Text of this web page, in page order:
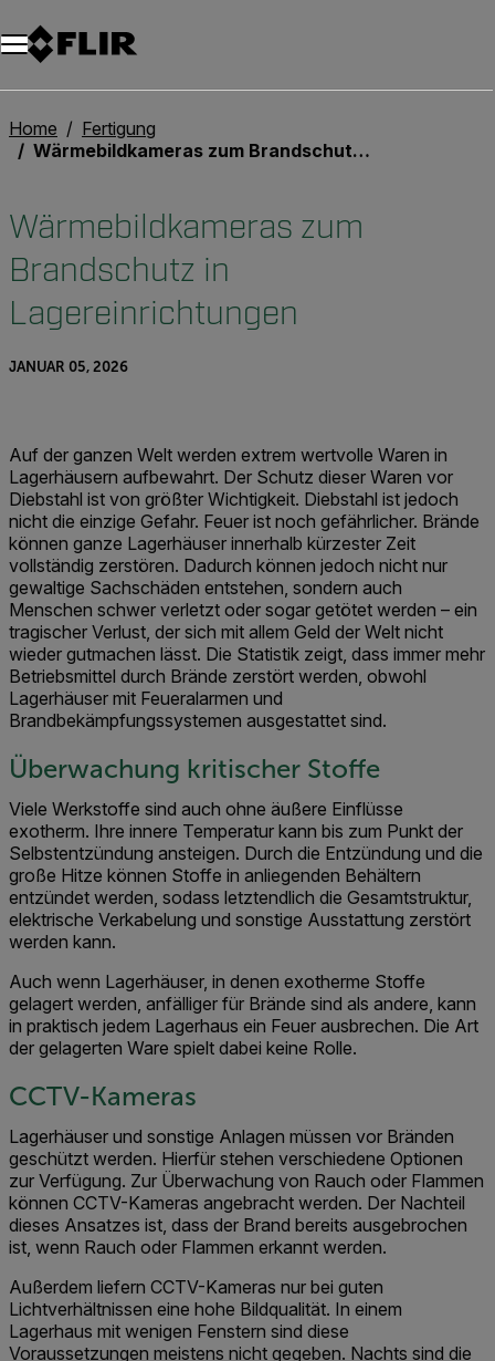
Unread messages
Modell
Entfernen
Elemente
Element
In den Warenkorb
Im Warenkorb
Home
Fertigung
Wärmebildkameras zum Brandschutz in Lagereinrichtungen
Wärmebildkameras zum
Brandschutz in
Lagereinrichtungen
JANUAR 05, 2026
Auf der ganzen Welt werden extrem wertvolle Waren in
Lagerhäusern aufbewahrt. Der Schutz dieser Waren vor
Diebstahl ist von größter Wichtigkeit. Diebstahl ist jedoch
nicht die einzige Gefahr. Feuer ist noch gefährlicher. Brände
können ganze Lagerhäuser innerhalb kürzester Zeit
vollständig zerstören. Dadurch können jedoch nicht nur
gewaltige Sachschäden entstehen, sondern auch
Menschen schwer verletzt oder sogar getötet werden – ein
tragischer Verlust, der sich mit allem Geld der Welt nicht
wieder gutmachen lässt. Die Statistik zeigt, dass immer mehr
Betriebsmittel durch Brände zerstört werden, obwohl
Lagerhäuser mit Feueralarmen und
Brandbekämpfungssystemen ausgestattet sind.
Überwachung kritischer Stoffe
Viele Werkstoffe sind auch ohne äußere Einflüsse
exotherm. Ihre innere Temperatur kann bis zum Punkt der
Selbstentzündung ansteigen. Durch die Entzündung und die
große Hitze können Stoffe in anliegenden Behältern
entzündet werden, sodass letztendlich die Gesamtstruktur,
elektrische Verkabelung und sonstige Ausstattung zerstört
werden kann.
Auch wenn Lagerhäuser, in denen exotherme Stoffe
gelagert werden, anfälliger für Brände sind als andere, kann
in praktisch jedem Lagerhaus ein Feuer ausbrechen. Die Art
der gelagerten Ware spielt dabei keine Rolle.
CCTV-Kameras
Lagerhäuser und sonstige Anlagen müssen vor Bränden
geschützt werden. Hierfür stehen verschiedene Optionen
zur Verfügung. Zur Überwachung von Rauch oder Flammen
können CCTV-Kameras angebracht werden. Der Nachteil
dieses Ansatzes ist, dass der Brand bereits ausgebrochen
ist, wenn Rauch oder Flammen erkannt werden.
Außerdem liefern CCTV-Kameras nur bei guten
Lichtverhältnissen eine hohe Bildqualität. In einem
Lagerhaus mit wenigen Fenstern sind diese
Voraussetzungen meistens nicht gegeben. Nachts sind die